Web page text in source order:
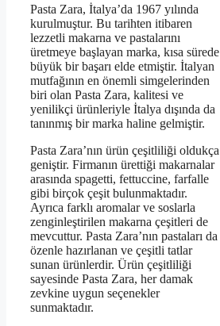
Pasta Zara, İtalya’da 1967 yılında
kurulmuştur. Bu tarihten itibaren
lezzetli makarna ve pastalarını
üretmeye başlayan marka, kısa sürede
büyük bir başarı elde etmiştir. İtalyan
mutfağının en önemli simgelerinden
biri olan Pasta Zara, kalitesi ve
yenilikçi ürünleriyle İtalya dışında da
tanınmış bir marka haline gelmiştir.
Pasta Zara’nın ürün çeşitliliği oldukça
geniştir. Firmanın ürettiği makarnalar
arasında spagetti, fettuccine, farfalle
gibi birçok çeşit bulunmaktadır.
Ayrıca farklı aromalar ve soslarla
zenginleştirilen makarna çeşitleri de
mevcuttur. Pasta Zara’nın pastaları da
özenle hazırlanan ve çeşitli tatlar
sunan ürünlerdir. Ürün çeşitliliği
sayesinde Pasta Zara, her damak
zevkine uygun seçenekler
sunmaktadır.